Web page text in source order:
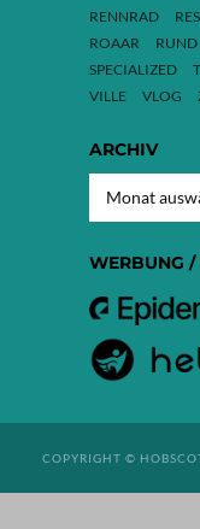
RENNRAD
ROAAR
SPECIALIZED
VILLE
VLOG
ARCHIV
WERBUNG /
COPYRIGHT ©